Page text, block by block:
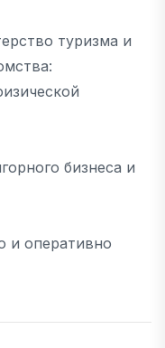
туризма и
бизнеса и
и оперативно